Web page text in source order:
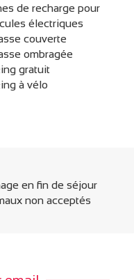
de recharge pour
électriques
couverte
ombragée
gratuit
à vélo
en fin de séjour
non acceptés